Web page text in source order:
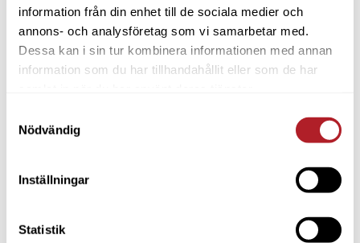
information från din enhet till de sociala medier och
annons- och analysföretag som vi samarbetar med.
Dessa kan i sin tur kombinera informationen med annan
information som du har tillhandahållit eller som de har
Nödvändig
Inställningar
Statistik